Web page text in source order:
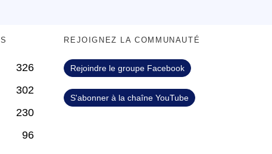
326
302
230
96
REJOIGNEZ LA COMMUNAUTÉ
Rejoindre le groupe Facebook
S'abonner à la chaîne YouTube